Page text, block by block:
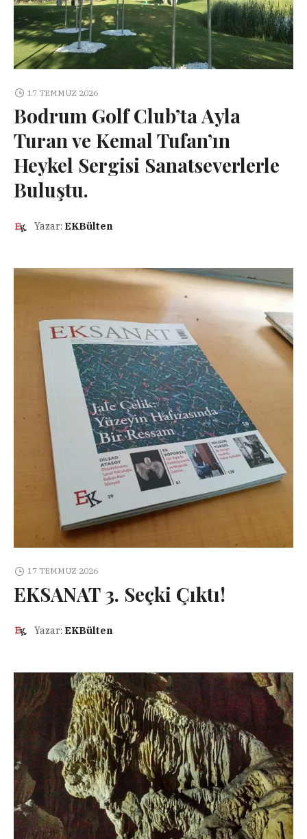
17 TEMMUZ 2026
Bodrum Golf Club’ta Ayla
Turan ve Kemal Tufan’ın
Heykel Sergisi Sanatseverlerle
Buluştu.
Yazar: EKBülten
17 TEMMUZ 2026
EKSANAT 3. Seçki Çıktı!
Yazar: EKBülten